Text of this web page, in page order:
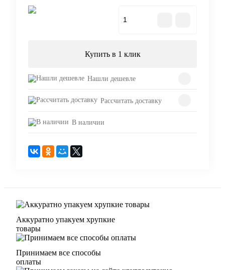
Купить в 1 клик
Нашли дешевле
Рассчитать доставку
В наличии
Аккуратно упакуем хрупкие
товары
Принимаем все способы
оплаты